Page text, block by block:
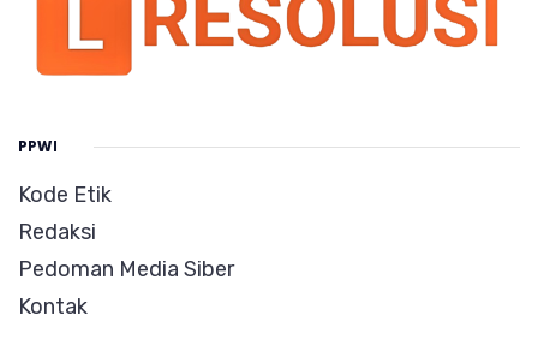
PPWI
Kode Etik
Redaksi
Pedoman Media Siber
Kontak